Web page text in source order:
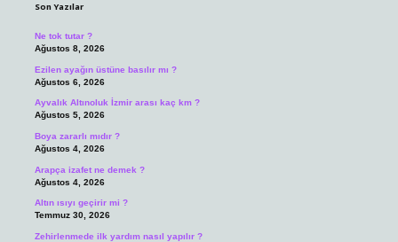
Son Yazılar
Ne tok tutar ?
Ağustos 8, 2026
Ezilen ayağın üstüne basılır mı ?
Ağustos 6, 2026
Ayvalık Altınoluk İzmir arası kaç km ?
Ağustos 5, 2026
Boya zararlı mıdır ?
Ağustos 4, 2026
Arapça izafet ne demek ?
Ağustos 4, 2026
Altın ısıyı geçirir mi ?
Temmuz 30, 2026
Zehirlenmede ilk yardım nasıl yapılır ?